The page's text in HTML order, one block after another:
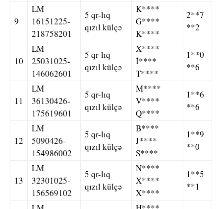
9
LM
16151225-
218758201
5 qr-lıq
qızıl külçə
K****
G****
K****
2**7
**2
10
LM
25031025-
146062601
5 qr-lıq
qızıl külçə
X****
İ****
T****
1**0
**6
11
LM
36130426-
175619601
5 qr-lıq
qızıl külçə
M****
V****
Q****
1**6
**6
12
LM
5090426-
154986002
5 qr-lıq
qızıl külçə
B****
J****
S****
1**9
**0
13
LM
32301025-
156569102
5 qr-lıq
qızıl külçə
N****
X****
X****
1**5
**1